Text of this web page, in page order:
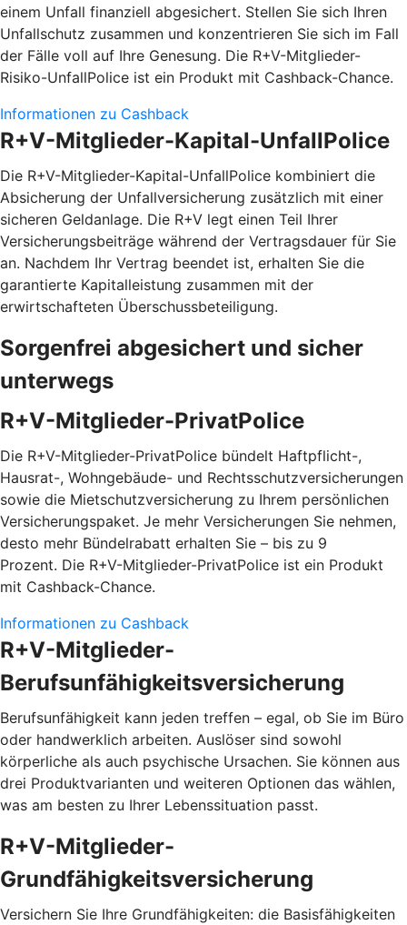
einem Unfall finanziell abgesichert. Stellen Sie sich Ihren
Unfallschutz zusammen und konzentrieren Sie sich im Fall
der Fälle voll auf Ihre Genesung. Die R+V-Mitglieder-
Risiko-UnfallPolice ist ein Produkt mit Cashback-Chance.
Informationen zu Cashback
R+V-Mitglieder-Kapital-UnfallPolice
Die R+V-Mitglieder-Kapital-UnfallPolice kombiniert die
Absicherung der Unfallversicherung zusätzlich mit einer
sicheren Geldanlage. Die R+V legt einen Teil Ihrer
Versicherungsbeiträge während der Vertragsdauer für Sie
an. Nachdem Ihr Vertrag beendet ist, erhalten Sie die
garantierte Kapitalleistung zusammen mit der
erwirtschafteten Überschussbeteiligung.
Sorgenfrei abgesichert und sicher
unterwegs
R+V-Mitglieder-PrivatPolice
Die R+V-Mitglieder-PrivatPolice bündelt Haftpflicht-,
Hausrat-, Wohngebäude- und Rechtsschutzversicherungen
sowie die Mietschutzversicherung zu Ihrem persönlichen
Versicherungspaket. Je mehr Versicherungen Sie nehmen,
desto mehr Bündelrabatt erhalten Sie – bis zu 9
Prozent. Die R+V-Mitglieder-PrivatPolice ist ein Produkt
mit Cashback-Chance.
Informationen zu Cashback
R+V-Mitglieder-
Berufsunfähigkeitsversicherung
Berufsunfähigkeit kann jeden treffen – egal, ob Sie im Büro
oder handwerklich arbeiten. Auslöser sind sowohl
körperliche als auch psychische Ursachen. Sie können aus
drei Produktvarianten und weiteren Optionen das wählen,
was am besten zu Ihrer Lebenssituation passt.
R+V-Mitglieder-
Grundfähigkeitsversicherung
Versichern Sie Ihre Grundfähigkeiten: die Basisfähigkeiten